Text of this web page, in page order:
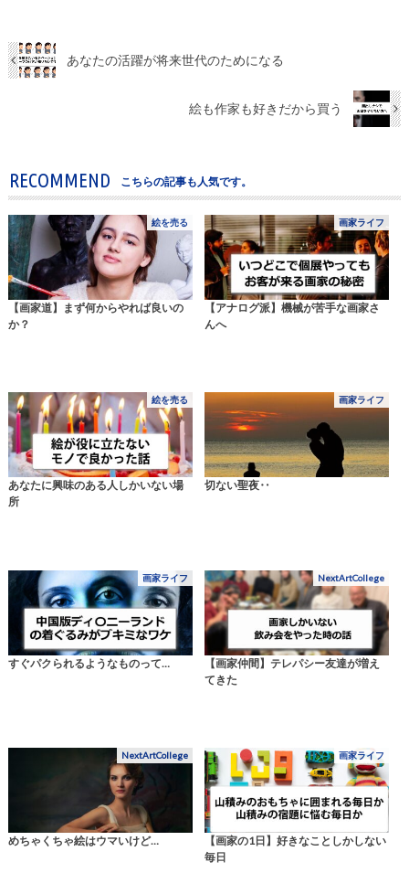
あなたの活躍が将来世代のためになる
絵も作家も好きだから買う
RECOMMEND こちらの記事も人気です。
絵を売る
【画家道】まず何からやれば良いの
か？
画家ライフ
【アナログ派】機械が苦手な画家さ
んへ
絵を売る
あなたに興味のある人しかいない場
所
画家ライフ
切ない聖夜‥
画家ライフ
すぐパクられるようなものって…
NextArtCollege
【画家仲間】テレパシー友達が増え
てきた
NextArtCollege
めちゃくちゃ絵はウマいけど…
画家ライフ
【画家の1日】好きなことしかしない
毎日